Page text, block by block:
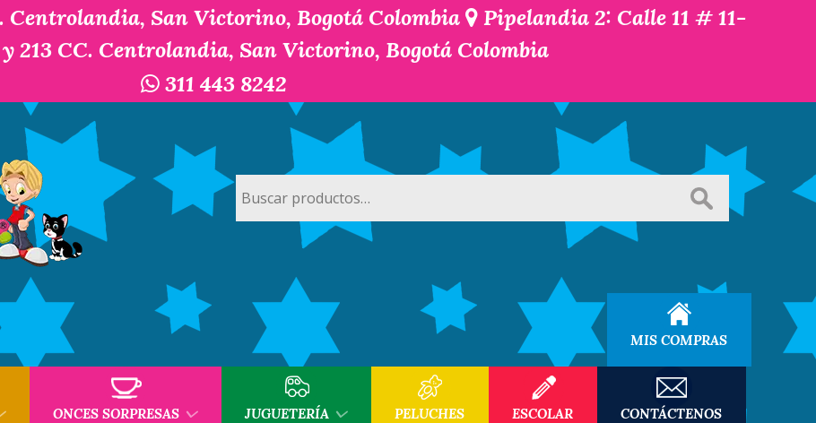
Centrolandia, San Victorino, Bogotá Colombia
Pipelandia 2: Calle 11 # 11-
y 213 CC. Centrolandia, San Victorino, Bogotá Colombia
311 443 8242
por:
MIS COMPRAS
ONCES SORPRESAS JUGUETERÍA PELUCHES ESCOLAR CONTÁCTENOS